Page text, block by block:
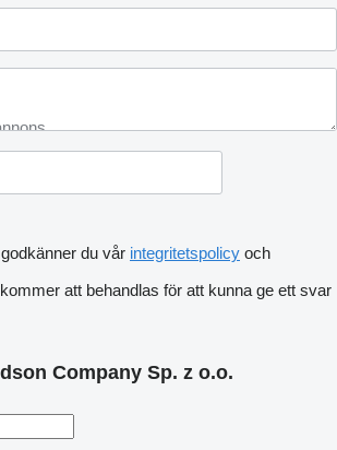
du vår integritetspolicy och
att behandlas för att kunna ge ett svar
Company Sp. z o.o.